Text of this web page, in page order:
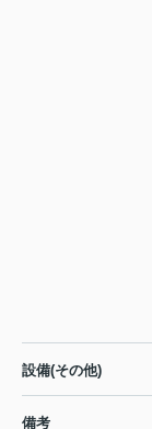
設備(その他)
備考